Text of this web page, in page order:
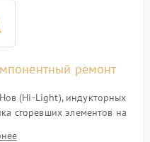
ремонт
(Hi-Light), индукторных
сгоревших элементов на